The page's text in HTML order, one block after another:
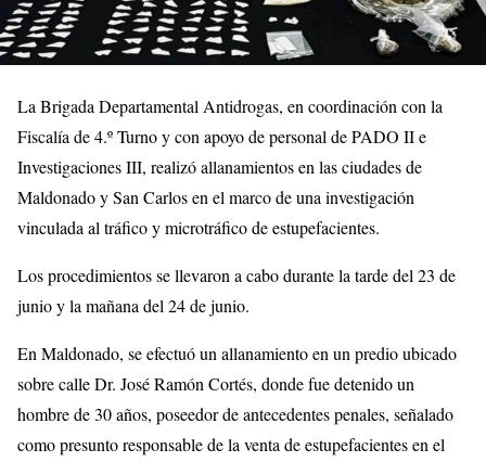
La Brigada Departamental Antidrogas, en coordinación con la
Fiscalía de 4.º Turno y con apoyo de personal de PADO II e
Investigaciones III, realizó allanamientos en las ciudades de
Maldonado y San Carlos en el marco de una investigación
vinculada al tráfico y microtráfico de estupefacientes.
Los procedimientos se llevaron a cabo durante la tarde del 23 de
junio y la mañana del 24 de junio.
En Maldonado, se efectuó un allanamiento en un predio ubicado
sobre calle Dr. José Ramón Cortés, donde fue detenido un
hombre de 30 años, poseedor de antecedentes penales, señalado
como presunto responsable de la venta de estupefacientes en el